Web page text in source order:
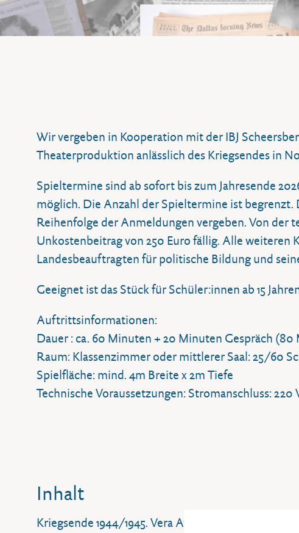
Wir vergeben in Kooperation mit der IBJ
Theaterproduktion anlässlich des Kriegsendes in
Spieltermine sind ab sofort bis zum Jahresende
möglich. Die Anzahl der Spieltermine ist begrenzt.
Reihenfolge der Anmeldungen vergeben. Von der
Unkostenbeitrag von 250 Euro fällig. Alle weiteren
Landesbeauftragten für politische Bildung und
Geeignet ist das Stück für Schüler:innen ab 15
Auftrittsinformationen:
Dauer : ca. 60 Minuten + 20 Minuten Gespräch
Raum: Klassenzimmer oder mittlerer Saal: 25/60
Spielfläche: mind. 4m Breite x 2m Tiefe
Technische Voraussetzungen: Stromanschluss: 220
Inhalt
Kriegsende 1944/1945. Vera Atkins, Mitarbeiterin